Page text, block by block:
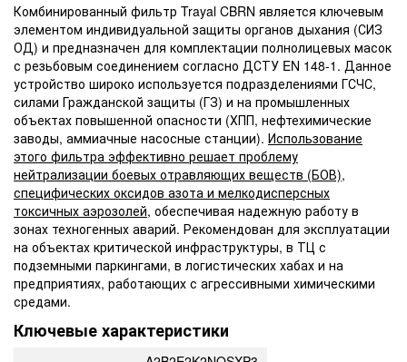
Комбинированный фильтр Trayal CBRN является ключевым
элементом индивидуальной защиты органов дыхания (СИЗ
ОД) и предназначен для комплектации полнолицевых масок
с резьбовым соединением согласно ДСТУ EN 148-1. Данное
устройство широко используется подразделениями ГСЧС,
силами Гражданской защиты (ГЗ) и на промышленных
объектах повышенной опасности (ХПП, нефтехимические
заводы, аммиачные насосные станции). Использование
этого фильтра эффективно решает проблему
нейтрализации боевых отравляющих веществ (БОВ),
специфических оксидов азота и мелкодисперсных
токсичных аэрозолей, обеспечивая надежную работу в
зонах техногенных аварий. Рекомендован для эксплуатации
на объектах критической инфраструктуры, в ТЦ с
подземными паркингами, в логистических хабах и на
предприятиях, работающих с агрессивными химическими
средами.
Ключевые характеристики